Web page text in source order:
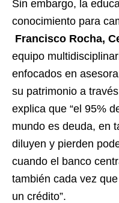
Sin embargo, la
conocimiento para
Francisco Rocha,
equipo
enfocados en
su patrimonio a
explica que “el 95%
mundo es deuda, en
diluyen y pierden
cuando el banco
también cada vez
un crédito”.